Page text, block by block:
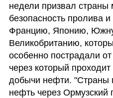
недели призвал страны
безопасность пролива
Францию, Японию,
Великобританию,
особенно пострадали
через который
добычи нефти. "Страны
нефть через